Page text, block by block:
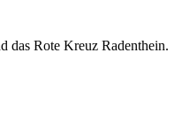
das Rote Kreuz Radenthein.